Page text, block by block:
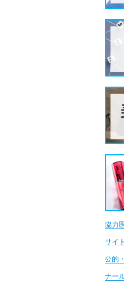
協力
サイ
公的
ナー